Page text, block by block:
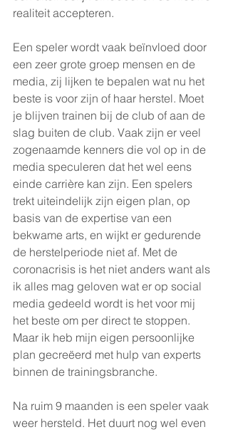
realiteit accepteren.
Een speler wordt vaak beïnvloed door
een zeer grote groep mensen en de
media, zij lijken te bepalen wat nu het
beste is voor zijn of haar herstel. Moet
je blijven trainen bij de club of aan de
slag buiten de club. Vaak zijn er veel
zogenaamde kenners die vol op in de
media speculeren dat het wel eens
einde carrière kan zijn. Een spelers
trekt uiteindelijk zijn eigen plan, op
basis van de expertise van een
bekwame arts, en wijkt er gedurende
de herstelperiode niet af. Met de
coronacrisis is het niet anders want als
ik alles mag geloven wat er op social
media gedeeld wordt is het voor mij
het beste om per direct te stoppen.
Maar ik heb mijn eigen persoonlijke
plan gecreëerd met hulp van experts
binnen de trainingsbranche.
Na ruim 9 maanden is een speler vaak
weer hersteld. Het duurt nog wel even